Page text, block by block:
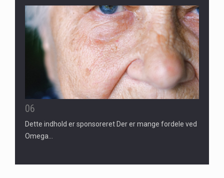
06
Dette indhold er sponsoreret Der er mange fordele ved
Omega…